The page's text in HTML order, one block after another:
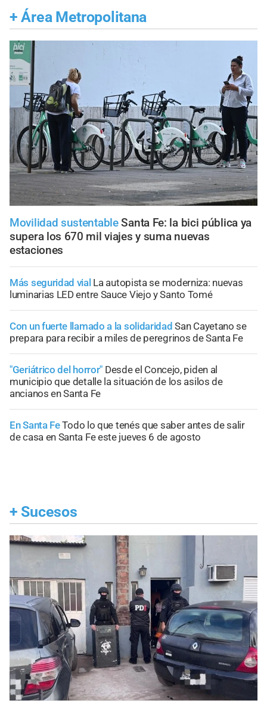
+ Área Metropolitana
Movilidad sustentable Santa Fe: la bici pública ya
supera los 670 mil viajes y suma nuevas
estaciones
Más seguridad vial La autopista se moderniza: nuevas
luminarias LED entre Sauce Viejo y Santo Tomé
Con un fuerte llamado a la solidaridad San Cayetano se
prepara para recibir a miles de peregrinos de Santa Fe
"Geriátrico del horror" Desde el Concejo, piden al
municipio que detalle la situación de los asilos de
ancianos en Santa Fe
En Santa FeTodo lo que tenés que saber antes de salir
de casa en Santa Fe este jueves 6 de agosto
+ Sucesos